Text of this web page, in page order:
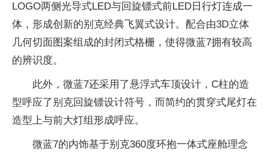
LOGO两侧光导式LED与回旋镖式前LED日行灯连成一
体，形成创新的别克经典飞翼式设计。配合由3D立体
几何切面图案组成的封闭式格栅，使得微蓝7拥有较高
的辨识度。
此外，微蓝7还采用了悬浮式车顶设计，C柱的造
型呼应了别克回旋镖设计符号，而简约的贯穿式尾灯在
造型上与前大灯组形成呼应。
微蓝7的内饰基于别克360度环抱一体式座舱理念